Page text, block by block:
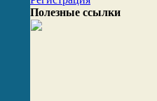
Полезные ссылки